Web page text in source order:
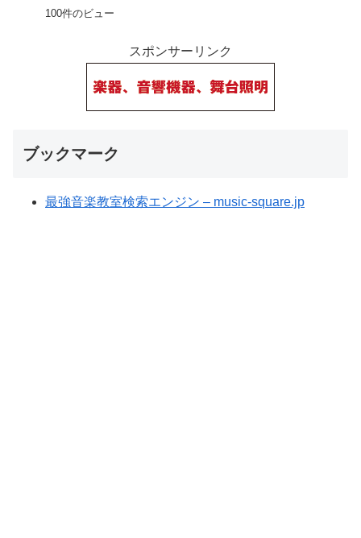
100件のビュー
スポンサーリンク
ブックマーク
最強音楽教室検索エンジン – music-square.jp